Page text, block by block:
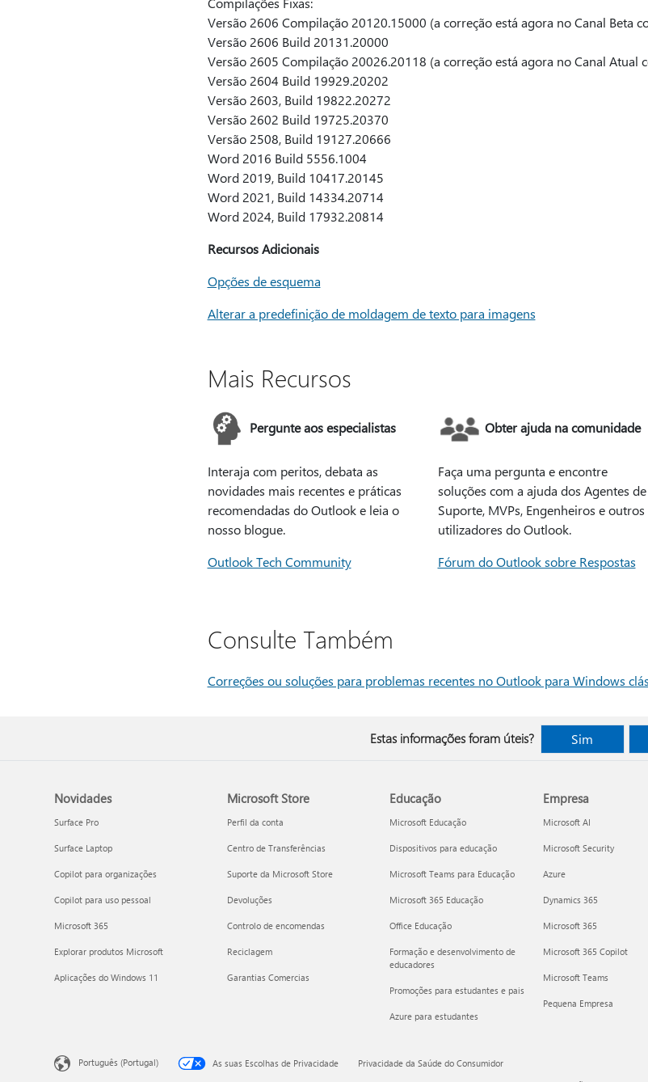
Versão 2606 Compilação 20120.15000 (a correção está agora no Canal Beta
Versão 2606 Build 20131.20000
Versão 2605 Compilação 20026.20118 (a correção está agora no Canal Atual
Versão 2604 Build 19929.20202
Versão 2603, Build 19822.20272
Versão 2602 Build 19725.20370
Versão 2508, Build 19127.20666
Word 2016 Build 5556.1004
Word 2019, Build 10417.20145
Word 2021, Build 14334.20714
Word 2024, Build 17932.20814
Recursos Adicionais
Opções de esquema
Alterar a predefinição de moldagem de texto para imagens
Mais Recursos
Pergunte aos especialistas
Interaja com peritos, debata as
novidades mais recentes e práticas
recomendadas do Outlook e leia o
nosso blogue.
Outlook Tech Community
Obter ajuda na comunidade
Faça uma pergunta e encontre
soluções com a ajuda dos Agentes de
Suporte, MVPs, Engenheiros e outros
utilizadores do Outlook.
Fórum do Outlook sobre Respostas
Consulte Também
Correções ou soluções para problemas recentes no Outlook para Windows
Estas informações foram úteis? Sim
Novidades
Surface Pro
Surface Laptop
Copilot para organizações
Copilot para uso pessoal
Microsoft 365
Explorar produtos Microsoft
Aplicações do Windows 11
Microsoft Store
Perfil da conta
Centro de Transferências
Suporte da Microsoft Store
Devoluções
Controlo de encomendas
Reciclagem
Garantias Comercias
Educação
Microsoft Educação
Dispositivos para educação
Microsoft Teams para Educação
Microsoft 365 Educação
Office Educação
Formação e desenvolvimento de
educadores
Promoções para estudantes e pais
Azure para estudantes
Empresa
Microsoft AI
Microsoft Security
Azure
Dynamics 365
Microsoft 365
Microsoft 365 Copilot
Microsoft Teams
Pequena Empresa
Português (Portugal) As suas Escolhas de Privacidade
Privacidade da Saúde do Consumidor